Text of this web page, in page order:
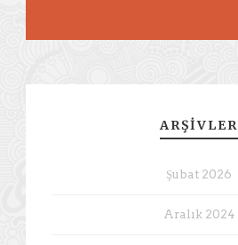
ARŞIVLER
Şubat 2026
Aralık 2024